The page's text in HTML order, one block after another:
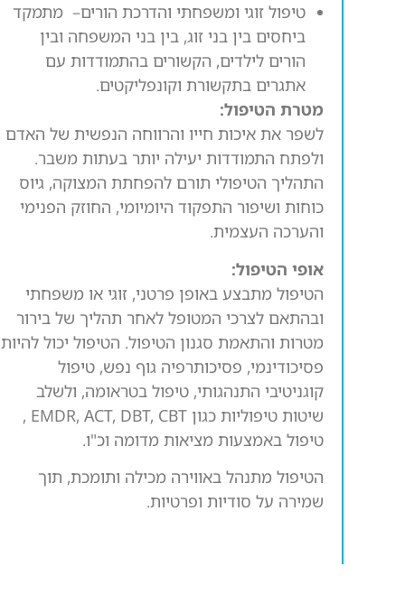
טיפול זוגי ומשפחתי והדרכת הורים– מתמקד
ביחסים בין בני זוג, בין בני המשפחה ובין
הורים לילדים, הקשורים בהתמודדות עם
אתגרים בתקשורת וקונפליקטים.
מטרת הטיפול:
לשפר את איכות חייו והרווחה הנפשית של האדם
ולפתח התמודדות יעילה יותר בעתות משבר.
התהליך הטיפולי תורם להפחתת המצוקה, גיוס
כוחות ושיפור התפקוד היומיומי, החוזק הפנימי
והערכה העצמית.
אופי הטיפול:
הטיפול מתבצע באופן פרטני, זוגי או משפחתי
ובהתאם לצרכי המטופל לאחר תהליך של בירור
מטרות והתאמת סגנון הטיפול. הטיפול יכול להיות
פסיכודינמי, פסיכותרפיה גוף נפש, טיפול
קוגניטיבי התנהגותי, טיפול בטראומה, ולשלב
שיטות טיפוליות כגון EMDR, ACT, DBT, CBT ,
טיפול באמצעות מציאות מדומה וכ"ו.
הטיפול מתנהל באווירה מכילה ותומכת, תוך
שמירה על סודיות ופרטיות.